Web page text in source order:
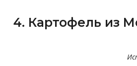
4. Картофель из